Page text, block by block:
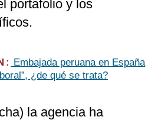
portafolio y los
Embajada peruana en España
¿de qué se trata?
la agencia ha